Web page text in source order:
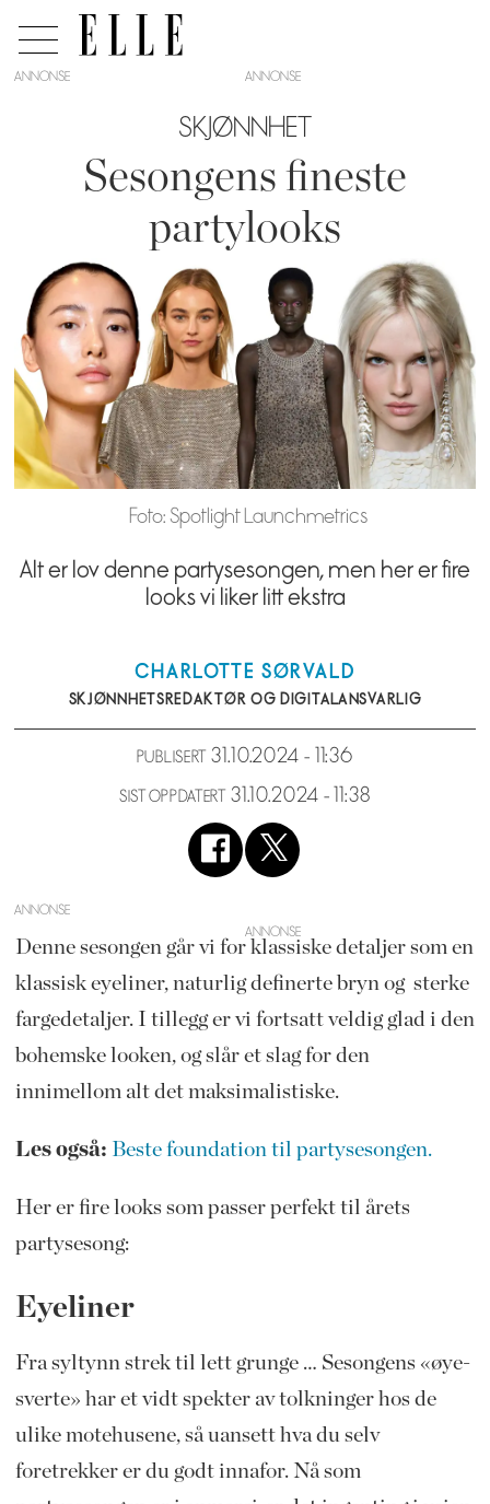
ANNONSE
SKJØNNHET
Sesongens fineste
partylooks
Foto: Spotlight Launchmetrics
Alt er lov denne partysesongen, men her er fire
looks vi liker litt ekstra
CHARLOTTE SØRVALD
SKJØNNHETSREDAKTØR OG DIGITALANSVARLIG
PUBLISERT 31.10.2024 - 11:36
SIST OPPDATERT 31.10.2024 - 11:38
ANNONSE
Denne sesongen går vi for klassiske detaljer som en
klassisk eyeliner, naturlig definerte bryn og sterke
fargedetaljer. I tillegg er vi fortsatt veldig glad i den
bohemske looken, og slår et slag for den
innimellom alt det maksimalistiske.
Les også: Beste foundation til partysesongen.
Her er fire looks som passer perfekt til årets
partysesong:
Eyeliner
Fra syltynn strek til lett grunge … Sesongens «øye-
sverte» har et vidt spekter av tolkninger hos de
ulike motehusene, så uansett hva du selv
foretrekker er du godt innafor. Nå som